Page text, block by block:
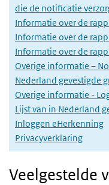
Veelgestelde
die de notificatie
Informatie over de
Informatie over de
Informatie over de
Overige informatie –
Nederland gevestigde
Overige informatie -
Lijst van in Nederland
Inloggen eHerkenning
Privacyverklaring